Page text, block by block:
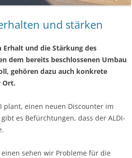
und stärken
Erhalt und die Stärkung des
dem bereits beschlossenen Umbau
gehören dazu auch konkrete
Ort.
plant, einen neuen Discounter im
es Befürchtungen, dass der ALDI-
sehen wir Probleme für die